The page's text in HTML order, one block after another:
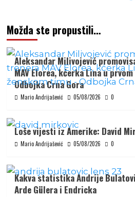
Možda ste propustili…
Aleksandar Milivojević
MAV Elorea, kćerka Lina u
Odbojka Crna Gora
Mario Andrijašević 05/08/2026 0
Loše vijesti iz Amerike: David
Mario Andrijašević 05/08/2026 0
Kakva statistika Andrije
Arde Gülera i Endricka